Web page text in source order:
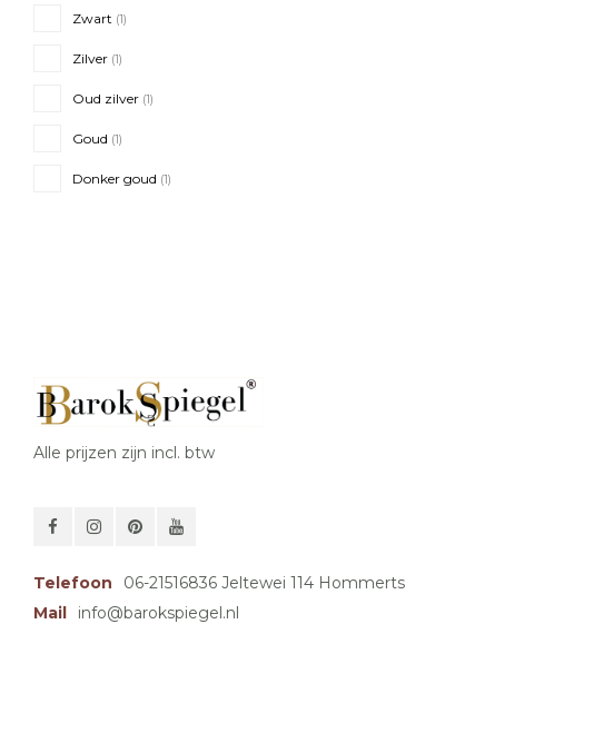
Zwart (1)
Zilver (1)
Oud zilver (1)
Goud (1)
Donker goud (1)
Alle prijzen zijn incl. btw
Telefoon
06-21516836 Jeltewei 114 Hommerts
Mail
info@barokspiegel.nl